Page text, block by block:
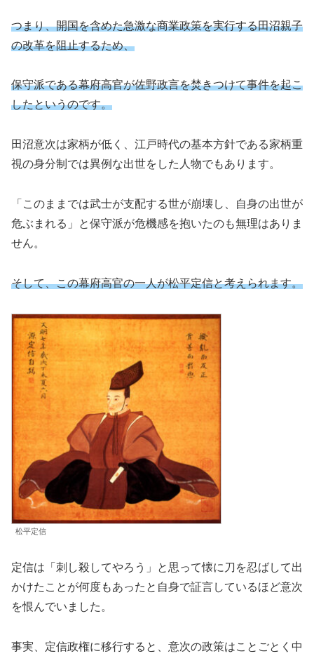
つまり、開国を含めた急激な商業政策を実行する田沼親子
の改革を阻止するため、
保守派である幕府高官が佐野政言を焚きつけて事件を起こ
したというのです。
田沼意次は家柄が低く、江戸時代の基本方針である家柄重
視の身分制では異例な出世をした人物でもあります。
「このままでは武士が支配する世が崩壊し、自身の出世が
危ぶまれる」と保守派が危機感を抱いたのも無理はありま
せん。
そして、この幕府高官の一人が松平定信と考えられます。
松平定信
定信は「刺し殺してやろう」と思って懐に刀を忍ばして出
かけたことが何度もあったと自身で証言しているほど意次
を恨んでいました。
事実、定信政権に移行すると、意次の政策はことごとく中